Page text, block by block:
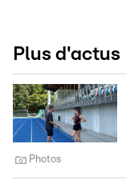
Plus d'actus
Photos